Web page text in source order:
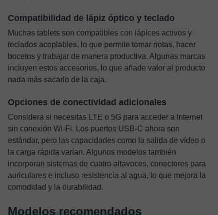
Compatibilidad de lápiz óptico y teclado
Muchas tablets son compatibles con lápices activos y
teclados acoplables, lo que permite tomar notas, hacer
bocetos y trabajar de manera productiva. Algunas marcas
incluyen estos accesorios, lo que añade valor al producto
nada más sacarlo de la caja.
Opciones de conectividad adicionales
Considera si necesitas LTE o 5G para acceder a Internet
sin conexión Wi-Fi. Los puertos USB-C ahora son
estándar, pero las capacidades como la salida de vídeo o
la carga rápida varían. Algunos modelos también
incorporan sistemas de cuatro altavoces, conectores para
auriculares e incluso resistencia al agua, lo que mejora la
comodidad y la durabilidad.
Modelos recomendados